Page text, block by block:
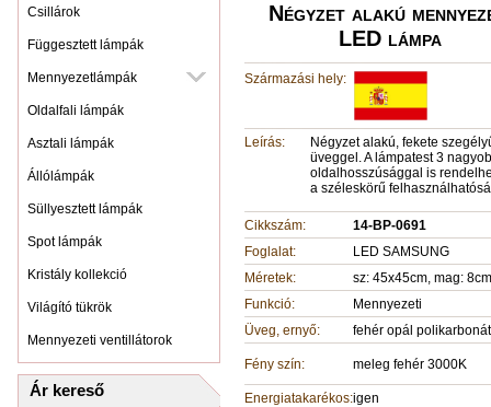
Csillárok
Függesztett lámpák
Mennyezetlámpák
Oldalfali lámpák
Asztali lámpák
Állólámpák
Süllyesztett lámpák
Spot lámpák
Kristály kollekció
Világító tükrök
Mennyezeti ventillátorok
Ár kereső
Négyzet alakú
LED lámpa
Származási hely:
Leírás:
Négyzet alakú, fekete
üveggel. A lámpatest 3
oldalhosszúsággal is
a széleskörű
Cikkszám:
14-BP-0691
Foglalat:
LED SAMSUNG
Méretek:
sz: 45x45cm, mag: 8cm
Funkció:
Mennyezeti
Üveg, ernyő:
fehér opál polikarbonát
Fény szín: meleg fehér 3000K
Energiatakarékos:igen